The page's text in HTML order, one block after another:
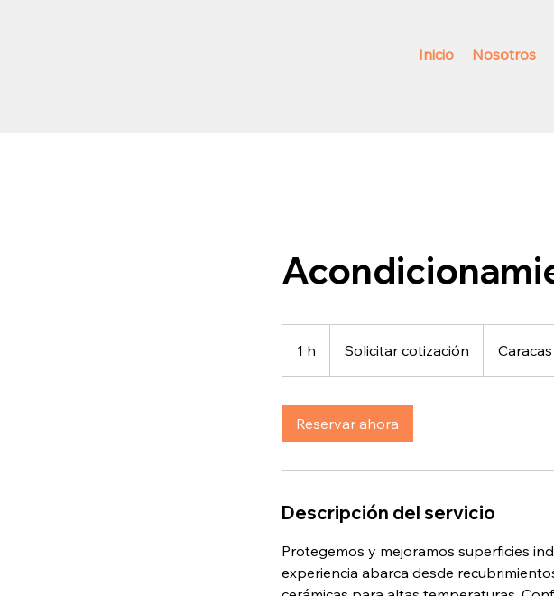
Inicio Nosotros
1 h Solicitar cotización Caracas
Reservar ahora
Descripción del servicio
Protegemos y mejoramos superficies
experiencia abarca desde